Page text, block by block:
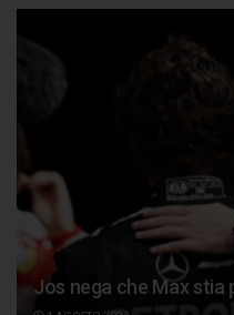
Jos nega che Max